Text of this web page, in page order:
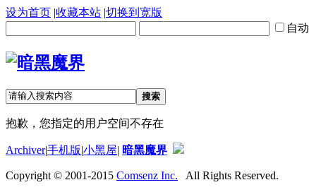
设为首页 |收藏本站 |切换到宽版
自
搜索
抱歉，您指定的用户空间不存在
Archiver|手机版|小黑屋| 暗黑魔界
Copyright © 2001-2015 Comsenz Inc. All Rights Reserved.